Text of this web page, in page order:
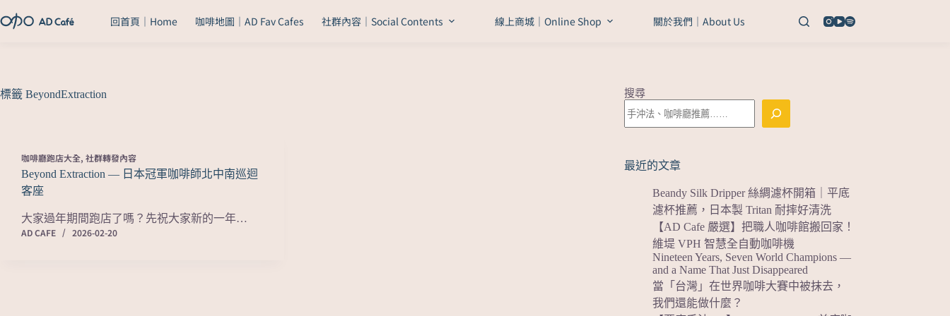
回首頁｜Home 咖啡地圖｜AD Fav Cafes 社群內容｜Social Contents 線上商城｜Online Shop 關於我們｜About Us
標籤 BeyondExtraction
咖啡廳跑店大全, 社群轉發內容
Beyond Extraction — 日本冠軍咖啡師北中南巡迴
客座
大家過年期間跑店了嗎？先祝大家新的一年…
AD CAFE
2026-02-20
搜尋
最近的文章
Beandy Silk Dripper 絲綢濾杯開箱｜平底
濾杯推薦，日本製 Tritan 耐摔好清洗
【AD Cafe 嚴選】把職人咖啡館搬回家！
維堤 VPH 智慧全自動咖啡機
Nineteen Years, Seven World Champions —
and a Name That Just Disappeared
當「台灣」在世界咖啡大賽中被抹去，
我們還能做什麼？